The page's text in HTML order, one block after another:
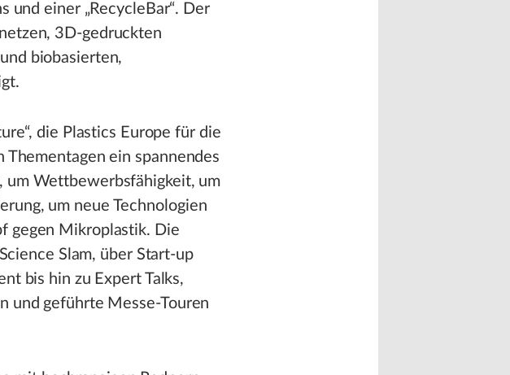
und einer „RecycleBar“. Der
3D-gedruckten
biobasierten,
die Plastics Europe für die
ein spannendes
um Wettbewerbsfähigkeit, um
um neue Technologien
gegen Mikroplastik. Die
Slam, über Start-up
bis hin zu Expert Talks,
und geführte Messe-Touren